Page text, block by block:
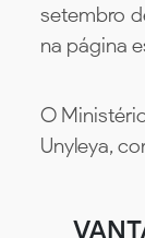
setembro
na página
O
Unyleya,